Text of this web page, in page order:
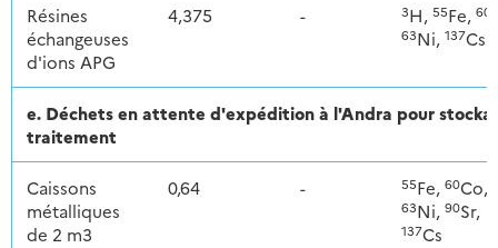
Résines
échangeuses
d'ions APG
4,375 - 3H, 55Fe, 60
63Ni, 137Cs
e. Déchets en attente d'expédition à l'Andra pour
traitement
Caissons
métalliques
de 2 m3
0,64 - 55Fe, 60Co,
63Ni, 90Sr,
137Cs